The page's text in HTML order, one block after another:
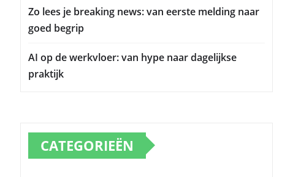
Zo lees je breaking news: van eerste melding naar
goed begrip
AI op de werkvloer: van hype naar dagelijkse
praktijk
CATEGORIEËN